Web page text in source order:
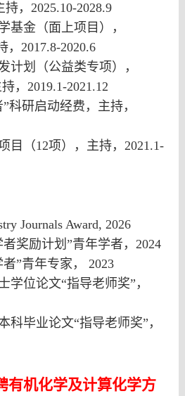
， 2025.10-2028.9
基金（面上项目），
， 2017.8-2020.6
计划（公益类专项），
， 2019.1-2021.12
”科研启动经费，主持，
目（12项），主持， 2021.1-
Journals Award, 2026
奖励计划”青年学者， 2024
”青年专家，
2023
学位论文“指导老师奖”，
科毕业论文“指导老师奖”，
有机化学及计算化学方